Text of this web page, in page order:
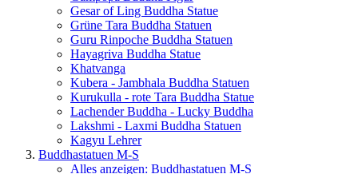
Gesar of Ling Buddha Statue
Grüne Tara Buddha Statuen
Guru Rinpoche Buddha Statuen
Hayagriva Buddha Statue
Khatvanga
Kubera - Jambhala Buddha Statuen
Kurukulla - rote Tara Buddha Statue
Lachender Buddha - Lucky Buddha
Lakshmi - Laxmi Buddha Statuen
Kagyu Lehrer
Buddhastatuen M-S
Alles anzeigen: Buddhastatuen M-S